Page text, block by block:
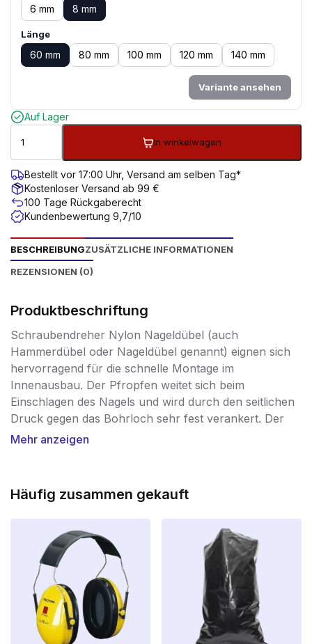
6 mm 8 mm
Länge
60 mm 80 mm 100 mm 120 mm 140 mm
Variante ansehen
Auf Lager
In winkelwagen
Bestellt vor 17:00 Uhr, Versand am selben Tag*
Kostenloser Versand ab 99 €
100 Tage Rückgaberecht
Kundenbewertung 9,7/10
BESCHREIBUNGZUSÄTZLICHE INFORMATIONEN
REZENSIONEN (0)
Produktbeschriftung
Schraubendreher Nylon Nageldübel (auch
Hammerdübel oder Nageldübel genannt) eignen sich
hervorragend für die schnelle Montage im
Innenausbau. Der Pfropfen weitet sich beim
Einschlagen des Nagels und wird durch den seitlichen
Druck gegen das Bohrloch sehr fest verankert. Der
PZ-Bit-Anschluss am Kopf ermöglicht ein zusätzliches
erhältlich. Für die Befestigung von Sockelleisten,
Decken verwenden Sie die Nageldübel von
Screwdump!
Mehr anzeigen
Häufig zusammen gekauft